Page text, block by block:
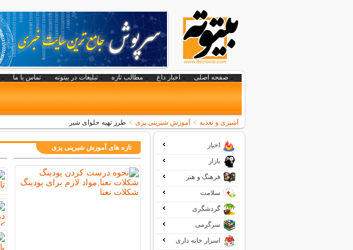
صفحه اصلی اخبار داغ مطالب تازه تبلیغات در بیتوته تماس با ما
آشپزی و تغذیه آموزش شیرینی پزی طرز تهیه حلوای شیر
تازه های آموزش شیرینی پزی اخبار
بازار
فرهنگ و هنر
سلامت
گردشگری
سرگرمی
اسرار خانه داری